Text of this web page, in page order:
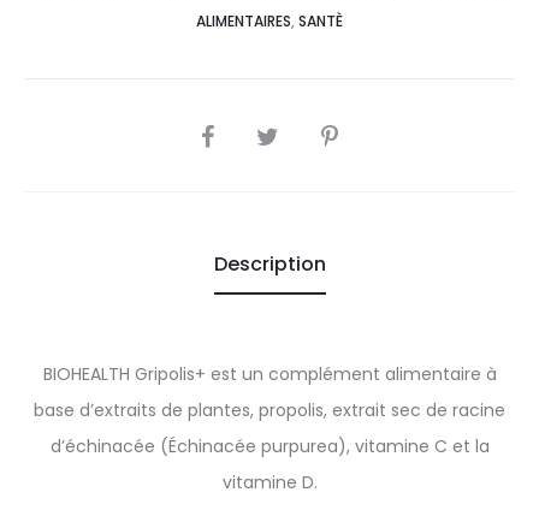
ALIMENTAIRES, SANTÈ
SHARE
Description
BIOHEALTH Gripolis+ est un complément alimentaire à
base d’extraits de plantes, propolis, extrait sec de racine
d’échinacée (Échinacée purpurea), vitamine C et la
vitamine D.